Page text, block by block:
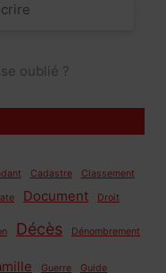
oublié ?
Cadastre Classement
Document Droit
Décès Dénombrement
Guerre Guide